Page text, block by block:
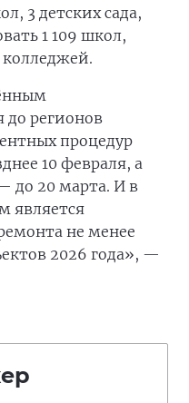
3 детских сада,
1 109 школ,
колледжей.
до регионов
процедур
10 февраля, а
до 20 марта. И в
является
не менее
2026 года», —